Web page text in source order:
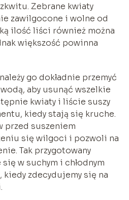
Zebrane kwiaty
zawilgocone i wolne od
ilość liści również można
większość powinna
go dokładnie przemyć
aby usunąć wszelkie
kwiaty i liście suszy
kiedy stają się kruche.
przed suszeniem
się wilgoci i pozwoli na
Tak przygotowany
w suchym i chłodnym
zdecydujemy się na